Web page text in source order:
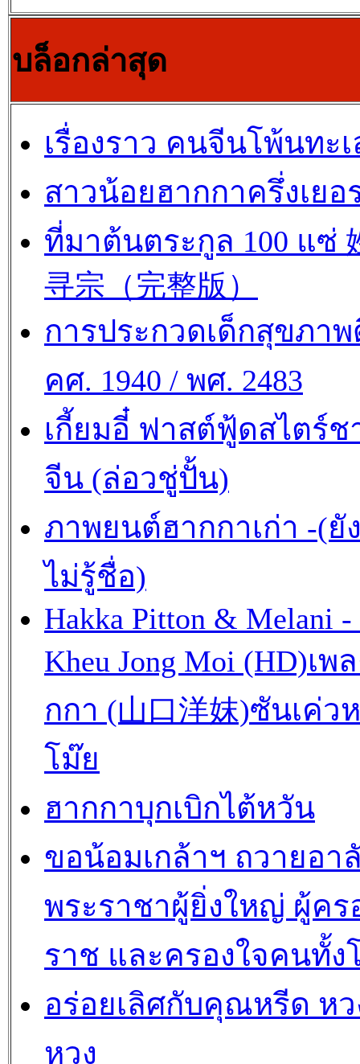
บล็อกล่าสุด
เรื่องราว คนจีนโพ้นทะ
สาวน้อยฮากกาครึ่งเยอ
ที่มาต้นตระกูล 100 แซ่
寻宗（完整版）
การประกวดเด็กสุขภา
คศ. 1940 / พศ. 2483
เกี้ยมอี๋ ฟาสต์ฟู้ดสไตร์ช
จีน (ล่อวชู่ปั้น)
ภาพยนต์ฮากกาเก่า -(ยั
ไม่รู้ชื่อ)
Hakka Pitton & Melani -
Kheu Jong Moi (HD)เพ
กกา (山口洋妺)ซันเค่ว
โม๊ย
ฮากกาบุกเบิกไต้หวัน
ขอน้อมเกล้าฯ ถวายอา
พระราชาผู้ยิ่งใหญ่ ผู้คร
ราช และครองใจคนทั้ง
อร่อยเลิศกับคุณหรีด หว
หวง